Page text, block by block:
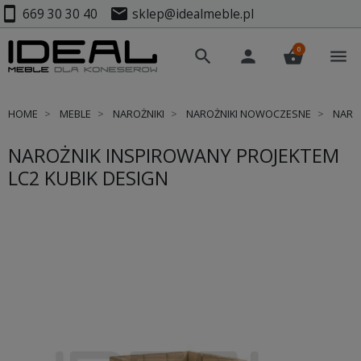
smartphone 669 30 30 40 mail sklep@idealmeble.pl
search person shopping_basket
0 menu
HOME MEBLE NAROŻNIKI NAROŻNIKI NOWOCZESNE
NAROŻNIK INSPIROWANY PROJEKTEM
LC2 KUBIK DESIGN